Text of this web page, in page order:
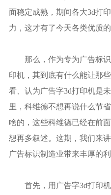
面稳定成熟，期间各大3d打
力，这才有了今天各类优质的
那么，作为专为广告标识
印机，其到底有什么能让那
看、认为广告字3d打印机是
里，科维德不想再说什么节
啥的，这些科维德已经在前
想再多叙述。这期，我们来
广告标识制造业带来丰厚的利
首先，用广告字3d打印机